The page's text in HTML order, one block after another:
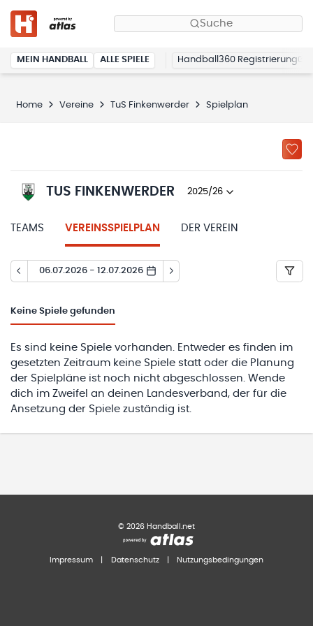
Suche
MEIN HANDBALL ALLE SPIELE Handball360 Registrierung
Home Vereine TuS Finkenwerder Spielplan
TUS FINKENWERDER 2025/26
TEAMS VEREINSSPIELPLAN DER VEREIN
06.07.2026 - 12.07.2026
Keine Spiele gefunden
Es sind keine Spiele vorhanden. Entweder es finden im
gesetzten Zeitraum keine Spiele statt oder die Planung
der Spielpläne ist noch nicht abgeschlossen. Wende
dich im Zweifel an deinen Landesverband, der für die
Ansetzung der Spiele zuständig ist.
© 2026 Handball.net
Impressum Datenschutz Nutzungsbedingungen